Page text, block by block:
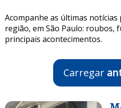
Acompanhe as últimas notícias
região, em São Paulo: roubos,
principais acontecimentos.
Carregar